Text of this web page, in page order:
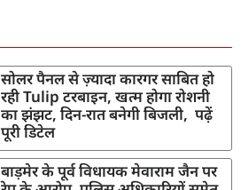
सोलर पैनल से ज़्यादा कारगर साबित हो
रही Tulip टरबाइन, खत्म होगा रोशनी
का झंझट, दिन-रात बनेगी बिजली, पढ़ें
पूरी डिटेल
बाड़मेर के पूर्व विधायक मेवाराम जैन पर